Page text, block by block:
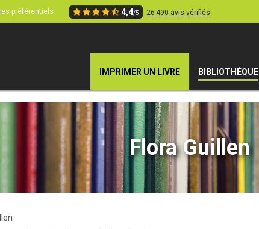
préférentiels 4,4/5 26 490 avis vérifiés
IMPRIMER UN LIVRE BIBLIOTHÈQUE
Flora Guillen